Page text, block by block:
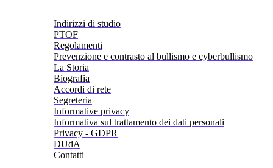
Indirizzi di studio
PTOF
Regolamenti
Prevenzione e contrasto al bullismo e cyberbullismo
La Storia
Biografia
Accordi di rete
Segreteria
Informative privacy
Informativa sul trattamento dei dati personali
Privacy - GDPR
DUdA
Contatti